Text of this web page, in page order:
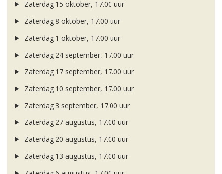
Zaterdag 15 oktober, 17.00 uur
Zaterdag 8 oktober, 17.00 uur
Zaterdag 1 oktober, 17.00 uur
Zaterdag 24 september, 17.00 uur
Zaterdag 17 september, 17.00 uur
Zaterdag 10 september, 17.00 uur
Zaterdag 3 september, 17.00 uur
Zaterdag 27 augustus, 17.00 uur
Zaterdag 20 augustus, 17.00 uur
Zaterdag 13 augustus, 17.00 uur